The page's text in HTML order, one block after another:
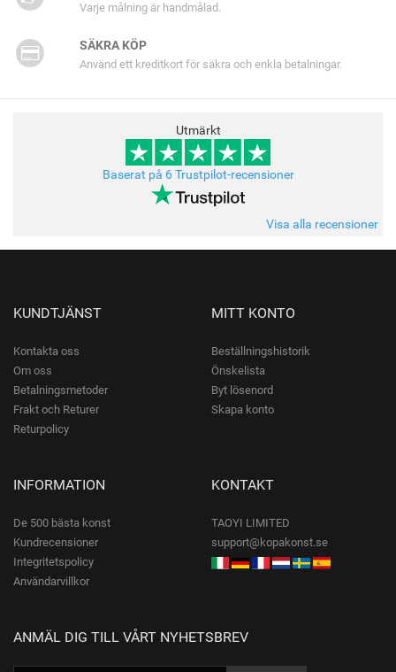
Varje målning är handmålad.
SÄKRA KÖP
Använd ett kreditkort för säkra och enkla betalningar.
Utmärkt
Baserat på 6 Trustpilot-recensioner
Visa alla recensioner
KUNDTJÄNST
Kontakta oss
Om oss
Betalningsmetoder
Frakt och Returer
Returpolicy
MITT KONTO
Beställningshistorik
Önskelista
Byt lösenord
Skapa konto
INFORMATION
De 500 bästa konst
Kundrecensioner
Integritetspolicy
Användarvillkor
KONTAKT
TAOYI LIMITED
support@kopakonst.se
ANMÄL DIG TILL VÅRT NYHETSBREV